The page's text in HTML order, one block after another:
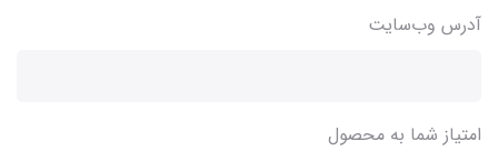
آدرس وب‌سایت
امتیاز شما به محصول